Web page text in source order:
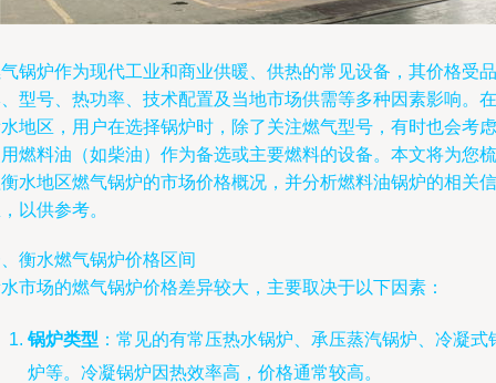
锅炉作为现代工业和商业供暖、供热的常见设备，其价格受品
型号、热功率、技术配置及当地市场供需等多种因素影响。在
地区，用户在选择锅炉时，除了关注燃气型号，有时也会考虑
燃料油（如柴油）作为备选或主要燃料的设备。本文将为您梳
水地区燃气锅炉的市场价格概况，并分析燃料油锅炉的相关信
以供参考。
衡水燃气锅炉价格区间
市场的燃气锅炉价格差异较大，主要取决于以下因素：
锅炉类型 ：常见的有常压热水锅炉、承压蒸汽锅炉、冷凝式
炉等。冷凝锅炉因热效率高，价格通常较高。